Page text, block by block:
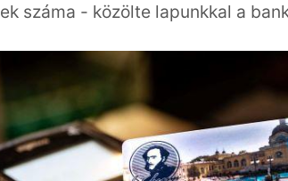
száma - közölte lapunkkal a